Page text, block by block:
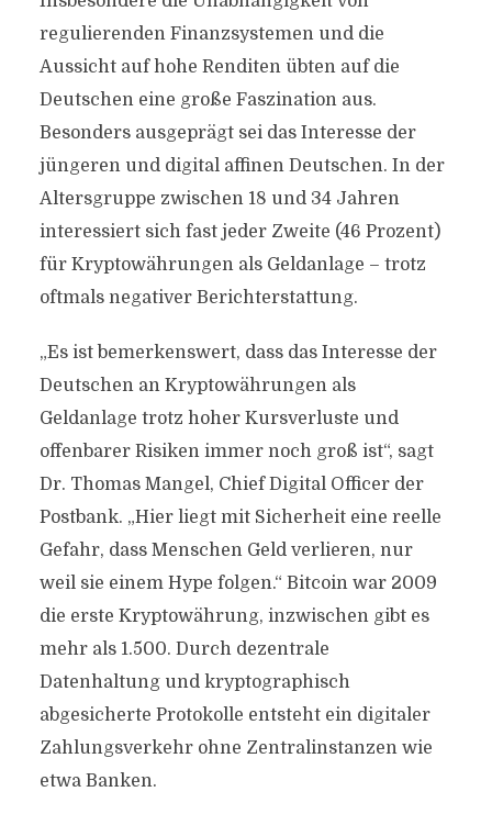
regulierenden Finanzsystemen und die
Aussicht auf hohe Renditen übten auf die
Deutschen eine große Faszination aus.
Besonders ausgeprägt sei das Interesse der
jüngeren und digital affinen Deutschen. In der
Altersgruppe zwischen 18 und 34 Jahren
interessiert sich fast jeder Zweite (46 Prozent)
für Kryptowährungen als Geldanlage – trotz
oftmals negativer Berichterstattung.
„Es ist bemerkenswert, dass das Interesse der
Deutschen an Kryptowährungen als
Geldanlage trotz hoher Kursverluste und
offenbarer Risiken immer noch groß ist“, sagt
Dr. Thomas Mangel, Chief Digital Officer der
Postbank. „Hier liegt mit Sicherheit eine reelle
Gefahr, dass Menschen Geld verlieren, nur
weil sie einem Hype folgen.“ Bitcoin war 2009
die erste Kryptowährung, inzwischen gibt es
mehr als 1.500. Durch dezentrale
Datenhaltung und kryptographisch
abgesicherte Protokolle entsteht ein digitaler
Zahlungsverkehr ohne Zentralinstanzen wie
etwa Banken.